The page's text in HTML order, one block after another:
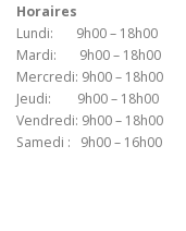
Horaires
Lundi: 9h00 – 18h00
Mardi: 9h00 – 18h00
Mercredi: 9h00 – 18h00
Jeudi: 9h00 – 18h00
Vendredi: 9h00 – 18h00
Samedi : 9h00 – 16h00